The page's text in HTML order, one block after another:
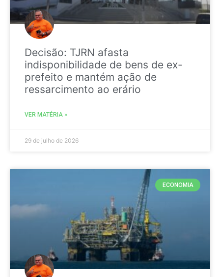
Decisão: TJRN afasta
indisponibilidade de bens de ex-
prefeito e mantém ação de
ressarcimento ao erário
VER MATÉRIA »
29 de julho de 2026
ECONOMIA